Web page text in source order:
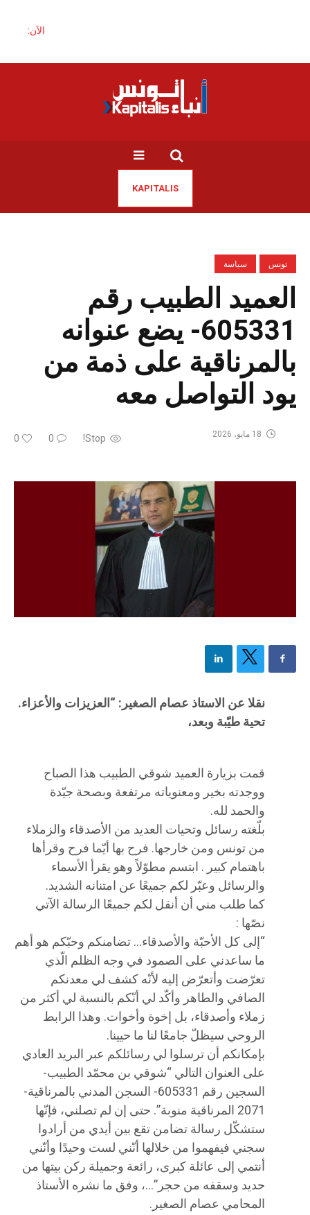
الآن:
KAPITALIS
تونس سياسة
العميد الطبيب رقم
605331- يضع عنوانه
بالمرناقية على ذمة من
يود التواصل معه
Stop!
0
0 18 مايو، 2026
نقلا عن الاستاذ عصام الصغير: “العزيزات والأعزاء.
تحية طيّبة وبعد،
قمت بزيارة العميد شوقي الطبيب هذا الصباح
ووجدته بخير ومعنوياته مرتفعة وبصحة جيّدة
والحمد لله.
بلّغته رسائل وتحيات العديد من الأصدقاء والزملاء
من تونس ومن خارجها. فرح بها أيّما فرح وقرأها
باهتمام كبير . ابتسم مطوّلاً وهو يقرأ الأسماء
والرسائل وعبّر لكم جميعًا عن امتنانه الشديد.
كما طلب مني أن أنقل لكم جميعًا الرسالة الآتي
نصّها :
“إلى كل الأحبّة والأصدقاء… تضامنكم وحبّكم هو أهم
ما ساعدني على الصمود في وجه الظلم الّذي
تعرّضت وأتعرّض إليه لأنّه كشف لي معدنكم
الصافي والطاهر وأكّد لي أنّكم بالنسبة لي أكثر من
زملاء وأصدقاء، بل إخوة وأخوات. وهذا الرابط
الروحي سيظلّ جامعًا لنا ما حيينا.
بإمكانكم أن ترسلوا لي رسائلكم عبر البريد العادي
على العنوان التالي “شوقي بن محمّد الطبيب-
السجين رقم 605331- السجن المدني بالمرناقية-
2071 المرناقية منوبة”. حتى إن لم تصلني، فإنّها
ستشكّل رسالة تضامن تقع بين أيدي من أرادوا
سجني فيفهموا من خلالها أنّني لست وحيدًا وأنّني
أنتمي إلى عائلة كبرى، رائعة وجميلة ركن بيتها من
حديد وسقفه من حجر”…، وفق ما نشره الأستاذ
المحامي عصام الصغير.